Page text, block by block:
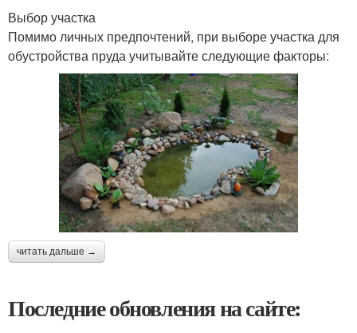
Выбор участка
Помимо личных предпочтений, при выборе участка для
обустройства пруда учитывайте следующие факторы:
читать дальше →
Последние обновления на сайте: